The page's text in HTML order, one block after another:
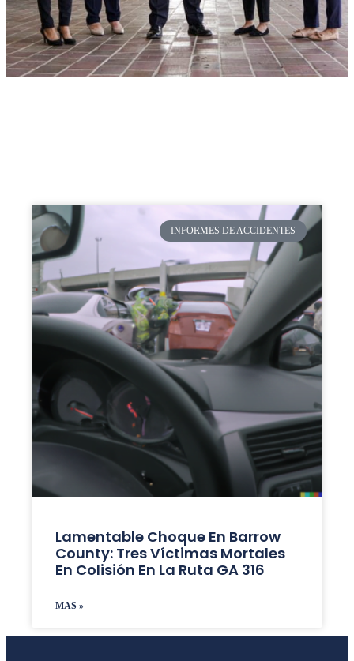
INFORMES DE ACCIDENTES
Lamentable Choque En Barrow
County: Tres Víctimas Mortales
En Colisión En La Ruta GA 316
MAS »